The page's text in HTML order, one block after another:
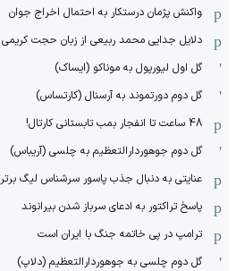
واکنش پژمان درستکار به احتمال اخراج جوان
دلایل جدایی محمد ربیعی از زبان حجت کریمی
گل اول لیورپول به موناکو (ایساک)
گل دوم دورتموند به آرسنال (کارتساس)
48 ساعت تا انفجار بمب تابستانی کارتال!
گل دوم جوهوردارالتعظیم به چلسی (آریباس)
عنایتی به دنبال جذب پاسور سرشناس لیگ برتر
پاسخ تراکتور به ادعای سرباز شدن بیرانوند
ترامپ در پی خاتمه جنگ با ایران است
گل دوم چلسی به جوهوردارالتعظیم (دلاپ)